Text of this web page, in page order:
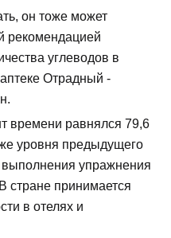
он тоже может
рекомендацией
углеводов в
Отрадный -
времени равнялся 79,6
уровня предыдущего
упражнения
стране принимается
в отелях и